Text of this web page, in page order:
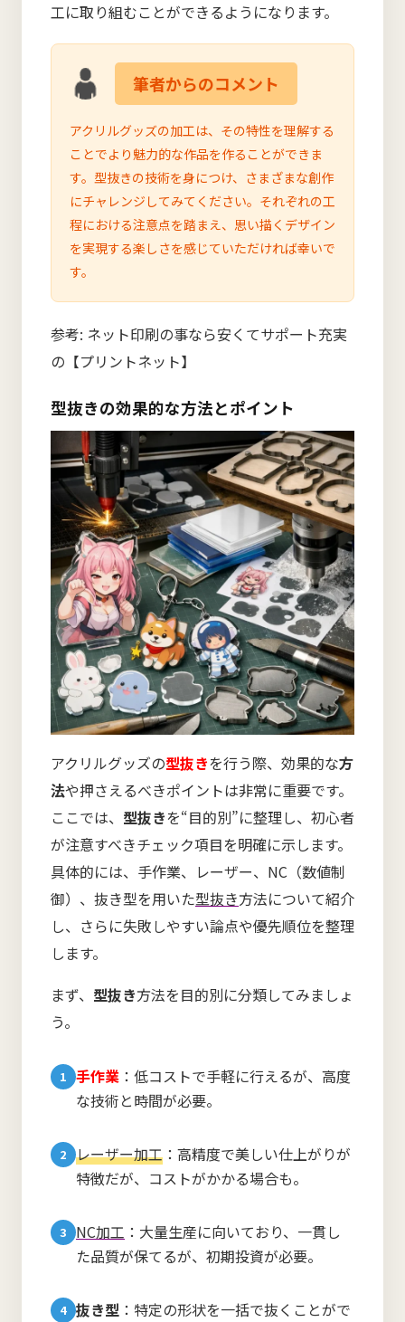
工に取り組むことができるようになります。
筆者からのコメント
アクリルグッズの加工は、その特性を理解する
ことでより魅力的な作品を作ることができま
す。型抜きの技術を身につけ、さまざまな創作
にチャレンジしてみてください。それぞれの工
程における注意点を踏まえ、思い描くデザイン
を実現する楽しさを感じていただければ幸いで
す。
参考: ネット印刷の事なら安くてサポート充実
の【プリントネット】
型抜きの効果的な方法とポイント
アクリルグッズの型抜きを行う際、効果的な方
法や押さえるべきポイントは非常に重要です。
ここでは、 型抜きを“目的別”に整理し、初心者
が注意すべきチェック項目を明確に示します。
具体的には、手作業、レーザー、NC（数値制
御）、抜き型を用いた型抜き方法について紹介
し、さらに失敗しやすい論点や優先順位を整理
します。
まず、 型抜き方法を目的別に分類してみましょ
う。
手作業 ：低コストで手軽に行えるが、高度
な技術と時間が必要。
レーザー加工 ：高精度で美しい仕上がりが
特徴だが、コストがかかる場合も。
NC加工 ：大量生産に向いており、一貫し
た品質が保てるが、初期投資が必要。
抜き型 ：特定の形状を一括で抜くことがで